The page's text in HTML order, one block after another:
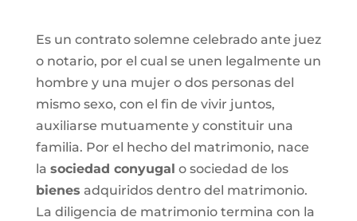
Es un contrato solemne celebrado ante juez
o notario, por el cual se unen legalmente un
hombre y una mujer o dos personas del
mismo sexo, con el fin de vivir juntos,
auxiliarse mutuamente y constituir una
familia. Por el hecho del matrimonio, nace
la sociedad conyugal o sociedad de los
bienes adquiridos dentro del matrimonio.
La diligencia de matrimonio termina con la